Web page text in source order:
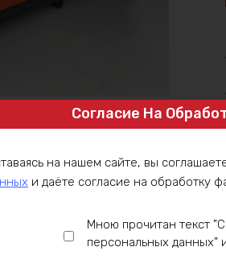
Согласие На
на нашем сайте, вы
и даёте согласие на обработку
Мною прочитан текст
персональных данных"